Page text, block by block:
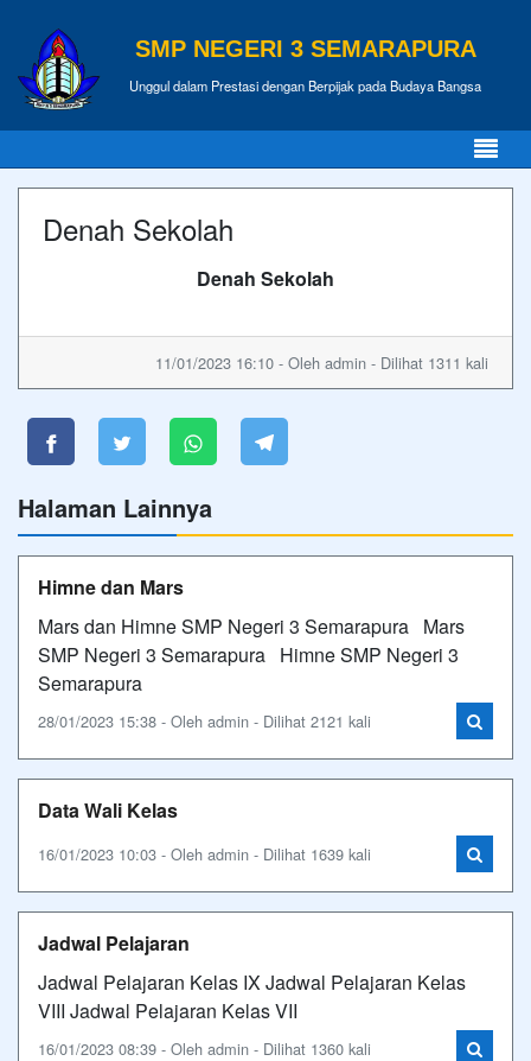
SMP NEGERI 3 SEMARAPURA
Unggul dalam Prestasi dengan Berpijak pada Budaya Bangsa
Denah Sekolah
Denah Sekolah
11/01/2023 16:10 - Oleh admin - Dilihat 1311 kali
Halaman Lainnya
Himne dan Mars
Mars dan Himne SMP Negeri 3 Semarapura Mars
SMP Negeri 3 Semarapura Himne SMP Negeri 3
Semarapura
28/01/2023 15:38 - Oleh admin - Dilihat 2121 kali
Data Wali Kelas
16/01/2023 10:03 - Oleh admin - Dilihat 1639 kali
Jadwal Pelajaran
Jadwal Pelajaran Kelas IX Jadwal Pelajaran Kelas
VIII Jadwal Pelajaran Kelas VII
16/01/2023 08:39 - Oleh admin - Dilihat 1360 kali